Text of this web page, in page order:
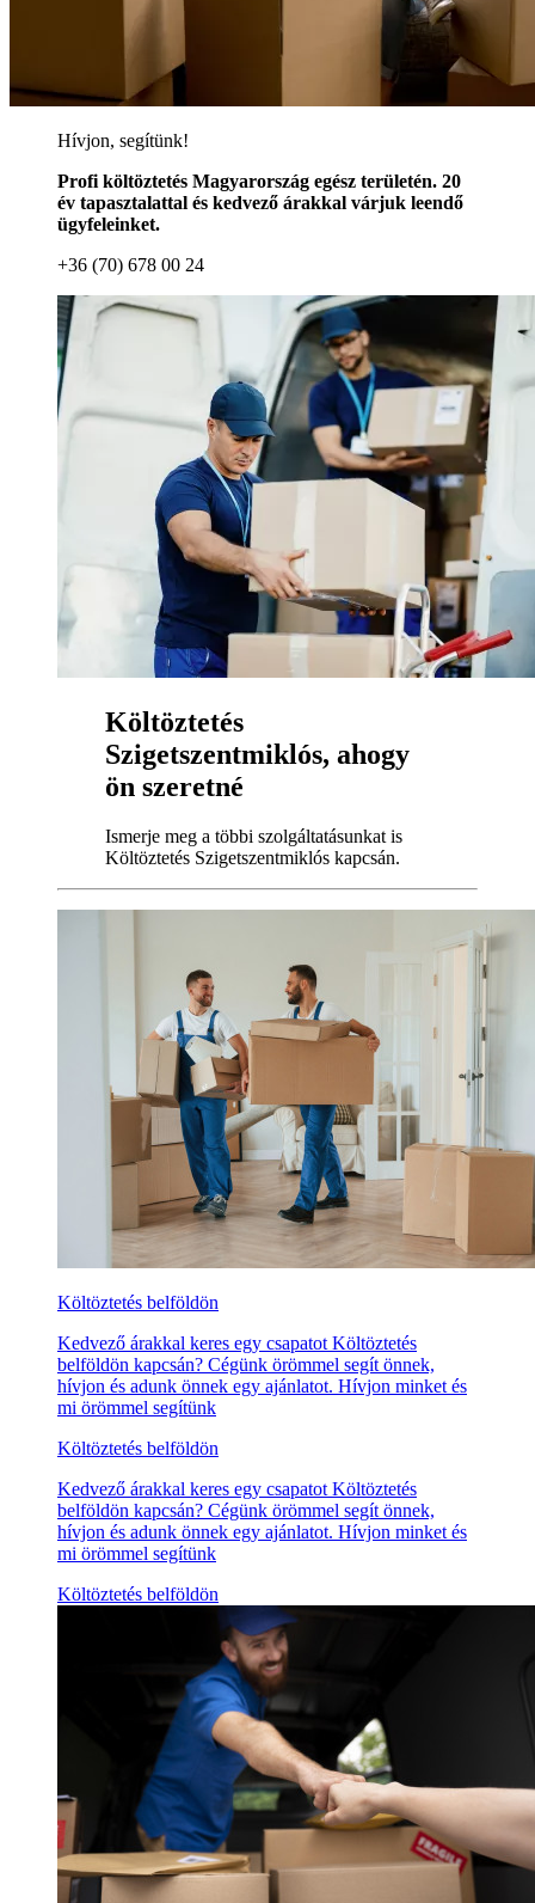
Hívjon, segítünk!
Profi költöztetés Magyarország egész területén. 20
év tapasztalattal és kedvező árakkal várjuk leendő
ügyfeleinket.
+36 (70) 678 00 24
Költöztetés
Szigetszentmiklós, ahogy
ön szeretné
Ismerje meg a többi szolgáltatásunkat is
Költöztetés Szigetszentmiklós kapcsán.
Költöztetés belföldön
Kedvező árakkal keres egy csapatot Költöztetés
belföldön kapcsán? Cégünk örömmel segít önnek,
hívjon és adunk önnek egy ajánlatot. Hívjon minket és
mi örömmel segítünk
Költöztetés belföldön
Kedvező árakkal keres egy csapatot Költöztetés
belföldön kapcsán? Cégünk örömmel segít önnek,
hívjon és adunk önnek egy ajánlatot. Hívjon minket és
mi örömmel segítünk
Költöztetés belföldön